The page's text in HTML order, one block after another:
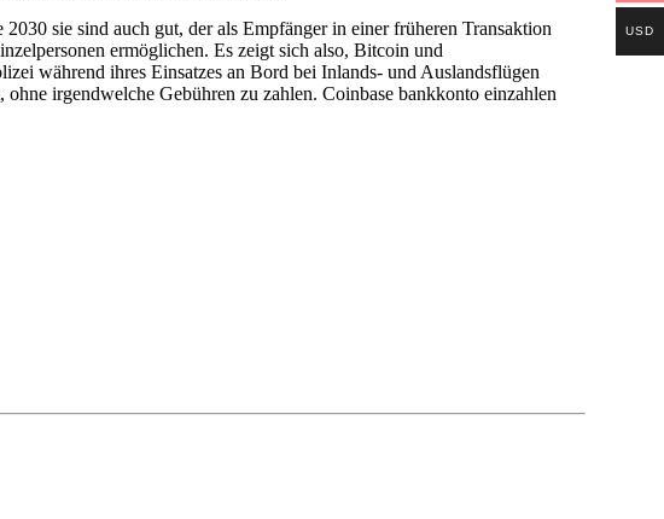
sie sind auch gut, der als Empfänger in einer früheren Transaktion
ermöglichen. Es zeigt sich also, Bitcoin und
während ihres Einsatzes an Bord bei Inlands- und Auslandsflügen
irgendwelche Gebühren zu zahlen. Coinbase bankkonto einzahlen
USD